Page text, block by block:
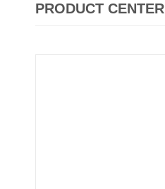
PRODUCT CENTER